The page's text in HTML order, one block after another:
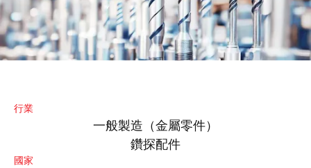
行業
一般製造（金屬零件）
鑽探配件
國家